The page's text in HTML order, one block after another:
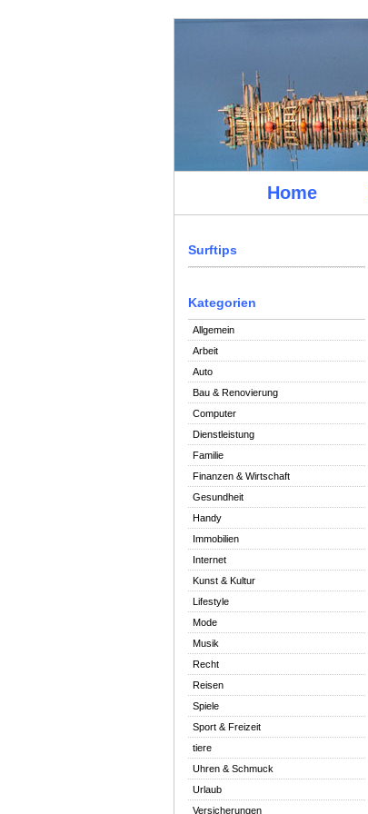
Home
Surftips
Kategorien
Allgemein
Arbeit
Auto
Bau & Renovierung
Computer
Dienstleistung
Familie
Finanzen & Wirtschaft
Gesundheit
Handy
Immobilien
Internet
Kunst & Kultur
Lifestyle
Mode
Musik
Recht
Reisen
Spiele
Sport & Freizeit
tiere
Uhren & Schmuck
Urlaub
Versicherungen